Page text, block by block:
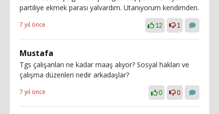
partiliye ekmek parası yalvardım. Utanıyorum kendimden.
7 yıl önce 12 1
Mustafa
Tgs çalışanları ne kadar maaş alıyor? Sosyal hakları ve
çalışma düzenleri nedir arkadaşlar?
7 yıl önce 0 0